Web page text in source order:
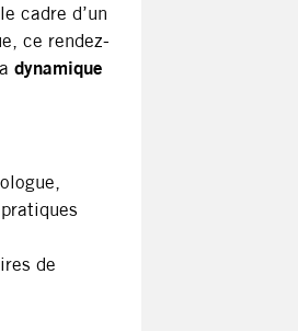
cadre d’un
ce rendez-
dynamique
de